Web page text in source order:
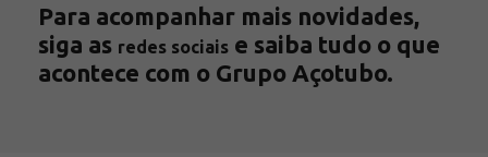
Para acompanhar mais novidades,
siga as redes sociais e saiba tudo o que
acontece com o Grupo Açotubo.